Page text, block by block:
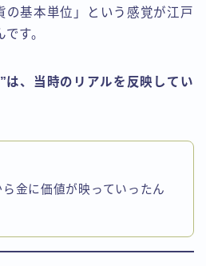
の基本単位」という感覚が江戸
す。
”は、当時のリアルを反映してい
金に価値が映っていったん